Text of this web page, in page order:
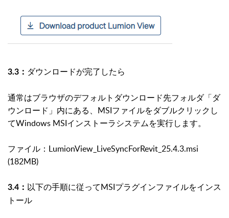
3.3： ダウンロードが完了したら
通常はブラウザのデフォルトダウンロード先フォルダ「ダ
ウンロード」内にある、MSIファイルをダブルクリックし
てWindows MSIインストーラシステムを実行します。
ファイル：LumionView_LiveSyncForRevit_25.4.3.msi
(182MB)
3.4： 以下の手順に従ってMSIプラグインファイルをインス
トール